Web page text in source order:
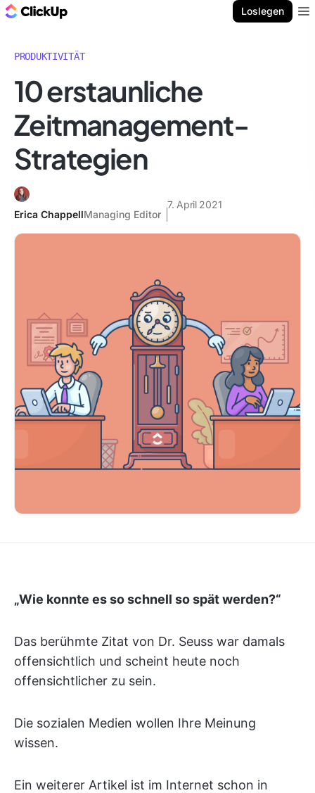
Loslegen
PRODUKTIVITÄT
10 erstaunliche
Zeitmanagement-
Strategien
Erica ChappellManaging Editor
7. April 2021
„Wie konnte es so schnell so spät werden?“
Das berühmte Zitat von Dr. Seuss war damals
offensichtlich und scheint heute noch
offensichtlicher zu sein.
Die sozialen Medien wollen Ihre Meinung
wissen.
Ein weiterer Artikel ist im Internet schon in